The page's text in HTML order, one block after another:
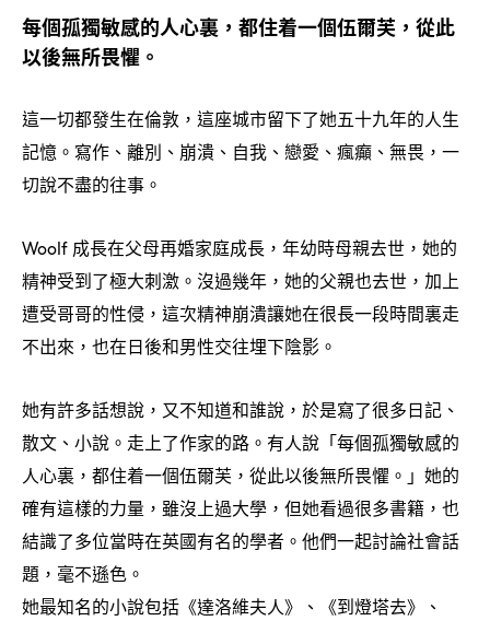
每個孤獨敏感的人心裏 ， 都住着一個伍爾芙 ， 從此
以後無所畏懼。
這一切都發生在倫敦 ， 這座城市留下了她五十九年的人生
記憶。寫作、離別、崩潰、自我、戀愛、瘋癲、無畏 ， 一
切說不盡的往事。
Woolf 成長在父母再婚家庭成長 ， 年幼時母親去世 ， 她的
精神受到了極大刺激。沒過幾年 ， 她的父親也去世 ， 加上
遭受哥哥的性侵 ， 這次精神崩潰讓她在很長一段時間裏走
不出來 ， 也在日後和男性交往埋下陰影。
她有許多話想說 ， 又不知道和誰說 ， 於是寫了很多日記、
散文、小說。走上了作家的路。有人說「每個孤獨敏感的
人心裏 ， 都住着一個伍爾芙 ， 從此以後無所畏懼。」她的
確有這樣的力量 ， 雖沒上過大學 ， 但她看過很多書籍 ， 也
結識了多位當時在英國有名的學者。他們一起討論社會話
題 ， 毫不遜色。
她最知名的小說包括《達洛維夫人》、《到燈塔去》、